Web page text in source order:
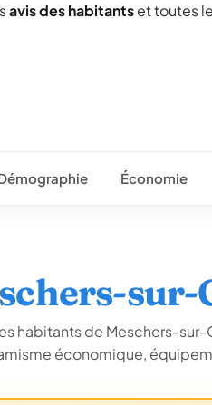
avis des habitantset toutes
Économie
habitants de Meschers-
économique,